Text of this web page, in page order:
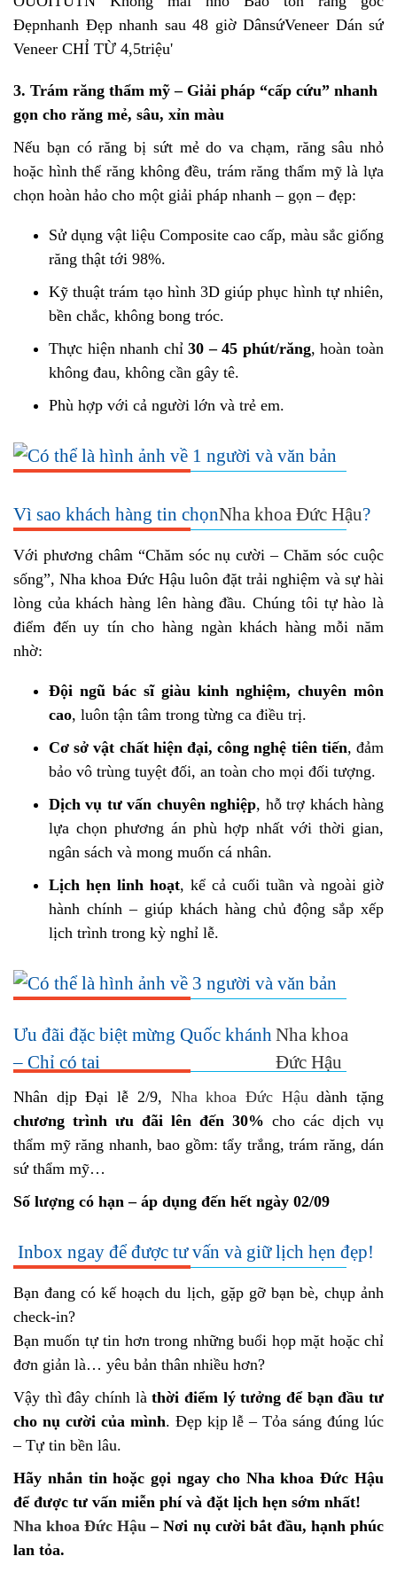
3. Trám răng thẩm mỹ – Giải pháp “cấp cứu” nhanh
gọn cho răng mẻ, sâu, xỉn màu
Nếu bạn có răng bị sứt mẻ do va chạm, răng sâu nhỏ
hoặc hình thể răng không đều, trám răng thẩm mỹ là lựa
chọn hoàn hảo cho một giải pháp nhanh – gọn – đẹp:
Sử dụng vật liệu Composite cao cấp, màu sắc giống
răng thật tới 98%.
Kỹ thuật trám tạo hình 3D giúp phục hình tự nhiên,
bền chắc, không bong tróc.
Thực hiện nhanh chỉ30 – 45 phút/răng, hoàn toàn
không đau, không cần gây tê.
Phù hợp với cả người lớn và trẻ em.
Vì sao khách hàng tin chọnNha khoa Đức Hậu?
Với phương châm “Chăm sóc nụ cười – Chăm sóc cuộc
sống”, Nha khoa Đức Hậu luôn đặt trải nghiệm và sự hài
lòng của khách hàng lên hàng đầu. Chúng tôi tự hào là
điểm đến uy tín cho hàng ngàn khách hàng mỗi năm
nhờ:
Đội ngũ bác sĩ giàu kinh nghiệm, chuyên môn
cao, luôn tận tâm trong từng ca điều trị.
Cơ sở vật chất hiện đại, công nghệ tiên tiến, đảm
bảo vô trùng tuyệt đối, an toàn cho mọi đối tượng.
Dịch vụ tư vấn chuyên nghiệp, hỗ trợ khách hàng
lựa chọn phương án phù hợp nhất với thời gian,
ngân sách và mong muốn cá nhân.
Lịch hẹn linh hoạt, kể cả cuối tuần và ngoài giờ
hành chính – giúp khách hàng chủ động sắp xếp
lịch trình trong kỳ nghỉ lễ.
Ưu đãi đặc biệt mừng Quốc khánh
– Chỉ có tại
Nha khoa
Đức Hậu
Nhân dịp Đại lễ 2/9, Nha khoa Đức Hậudành tặng
chương trình ưu đãi lên đến 30% cho các dịch vụ
thẩm mỹ răng nhanh, bao gồm: tẩy trắng, trám răng, dán
sứ thẩm mỹ…
Số lượng có hạn – áp dụng đến hết ngày 02/09
Inbox ngay để được tư vấn và giữ lịch hẹn đẹp!
Bạn đang có kế hoạch du lịch, gặp gỡ bạn bè, chụp ảnh
check-in?
Bạn muốn tự tin hơn trong những buổi họp mặt hoặc chỉ
đơn giản là… yêu bản thân nhiều hơn?
Vậy thì đây chính làthời điểm lý tưởng để bạn đầu tư
cho nụ cười của mình. Đẹp kịp lễ – Tỏa sáng đúng lúc
– Tự tin bền lâu.
Hãy nhắn tin hoặc gọi ngay cho Nha khoa Đức Hậu
để được tư vấn miễn phí và đặt lịch hẹn sớm nhất!
Nha khoa Đức Hậu – Nơi nụ cười bắt đầu, hạnh phúc
lan tỏa.